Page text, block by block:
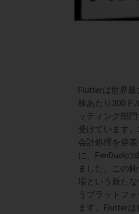
Flutterは世界最
株あたり300ド
ッティング部
受けています
会計処理を発
に、FanDuelの
ました。この
場という新た
うプラットフ
ます。Flutter